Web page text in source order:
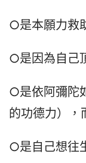
○是本願力救
○是因為自己
○是依阿彌陀
的功德力），
○是自己想往